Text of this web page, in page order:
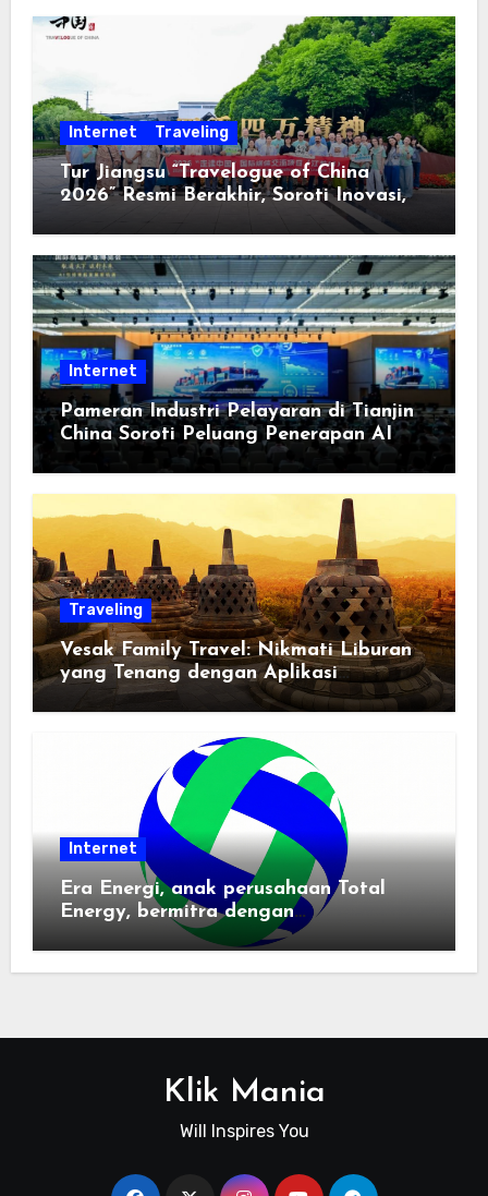
Internet Traveling
Tur Jiangsu “Travelogue of China
2026” Resmi Berakhir, Soroti Inovasi,
Keterbukaan, dan Pembangunan
Berorientasi pada Masyarakat
Internet
Pameran Industri Pelayaran di Tianjin
China Soroti Peluang Penerapan AI
Traveling
Vesak Family Travel: Nikmati Liburan
yang Tenang dengan Aplikasi
Pemindai PDF
Internet
Era Energi, anak perusahaan Total
Energy, bermitra dengan
Zhuochuangtong untuk mempercepat
transisi energi Indonesia — raksasa
Klik Mania
Will Inspires You